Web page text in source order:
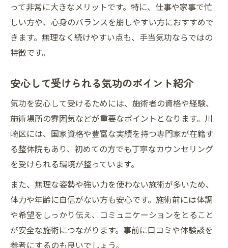
って非常に大きなメリットです。特に、仕事や家事で忙
しい方や、心身のバランスを崩しやすい方におすすめで
きます。無理なく続けやすい点も、手当気功ならではの
特徴です。
安心して受けられる気功のポイント紹介
気功を安心して受けるためには、施術者の資格や経験、
施術場所の雰囲気などが重要なポイントとなります。川
崎区には、国家資格や豊富な実績を持つ専門家が在籍す
る整体院もあり、初めての方でも丁寧なカウンセリング
を受けられる環境が整っています。
また、無理な姿勢や強い力を使わない施術が多いため、
体力や年齢に自信がない方も安心です。施術前には体調
や希望をしっかり伝え、コミュニケーションをとること
が安全な施術につながります。事前に口コミや体験談を
参考にするのも良いでしょう。